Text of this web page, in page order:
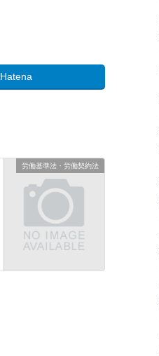
Hatena
労働基準法・労働契約法